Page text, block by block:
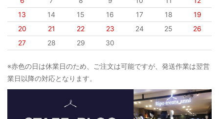
13
14 15 16 17 18
19
20
21 22 23 24 25
26
27
28 29 30
※赤色の日は休業日のため、ご注文は可能ですが、発送作業は翌営
業日以降の対応となります。